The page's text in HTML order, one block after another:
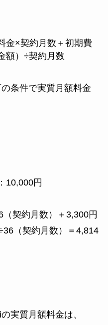
金×契約月数＋初期費
額）÷契約月数
条件で実質月額料金
10,000円
（契約月数）＋3,300円
（契約月数）＝4,814
実質月額料金は、